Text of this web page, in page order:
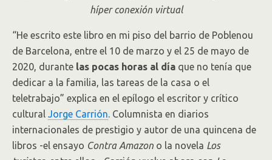
híper conexión virtual
“He escrito este libro en mi piso del barrio de Poblenou
de Barcelona, entre el 10 de marzo y el 25 de mayo de
2020, durante las pocas horas al día que no tenía que
dedicar a la familia, las tareas de la casa o el
teletrabajo” explica en el epílogo el escritor y crítico
cultural Jorge Carrión. Columnista en diarios
internacionales de prestigio y autor de una quincena de
libros -el ensayo Contra Amazon o la novela Los